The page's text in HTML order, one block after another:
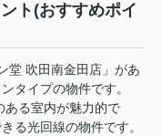
ト(おすすめポイ
堂 吹田南金田店」があ
タイプの物件です。
ある室内が魅力的で
る光回線の物件です。